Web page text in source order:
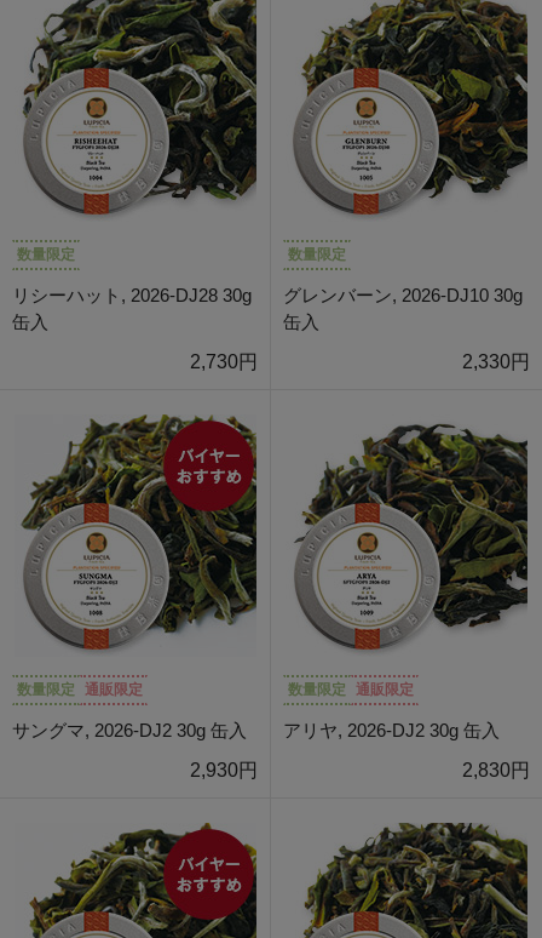
数量限定
リシーハット, 2026-DJ28 30g
缶入
2,730円
数量限定
グレンバーン, 2026-DJ10 30g
缶入
2,330円
数量限定 通販限定
サングマ, 2026-DJ2 30g 缶入
2,930円
数量限定 通販限定
アリヤ, 2026-DJ2 30g 缶入
2,830円